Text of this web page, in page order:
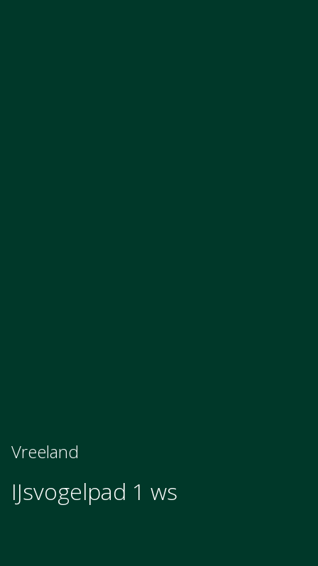
Vreeland
IJsvogelpad 1 ws